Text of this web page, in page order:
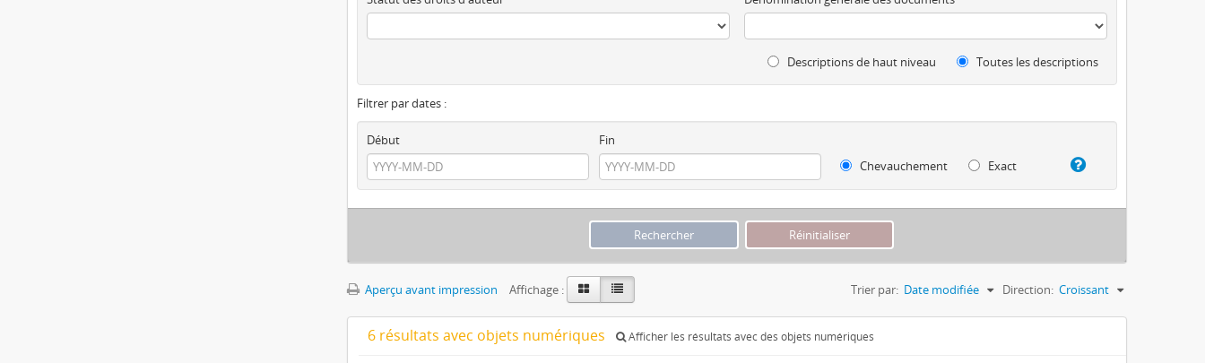
Descriptions de haut niveau Toutes les descriptions
Filtrer par dates :
Début
Fin
Chevauchement
Exact
Aperçu avant impression Affichage : Trier par: Date modifiée Direction: Croissant
6 résultats avec objets numériques Afficher les résultats avec des objets numériques